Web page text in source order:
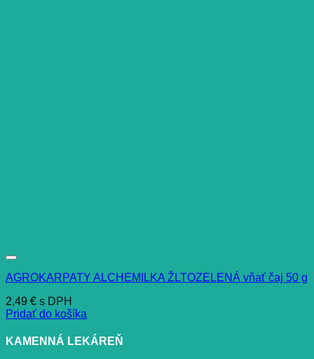
AGROKARPATY ALCHEMILKA ŽLTOZELENÁ vňať čaj 50 g
2,49 € s DPH
Pridať do košíka
KAMENNÁ LEKÁREŇ